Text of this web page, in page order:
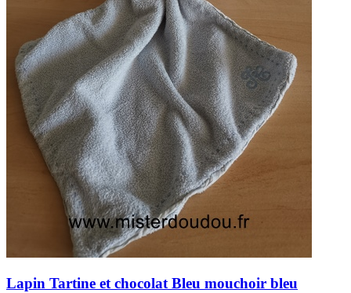
Lapin Tartine et chocolat Bleu mouchoir bleu